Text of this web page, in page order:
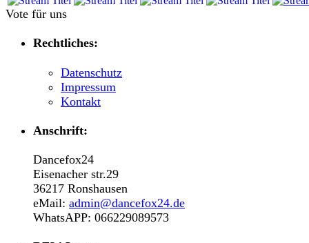
Vote für uns
Rechtliches:
Datenschutz
Impressum
Kontakt
Anschrift:
Dancefox24
Eisenacher str.29
36217 Ronshausen
eMail: admin@dancefox24.de
WhatsAPP: 066229089573